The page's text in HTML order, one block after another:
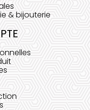
& bijouterie